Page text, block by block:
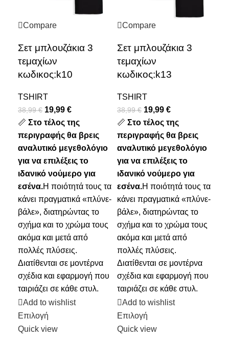
Compare
Σετ μπλουζάκια 3
τεμαχίων
κωδικος:k10
TSHIRT
38,99€ 19,99 €
📏 Στο τέλος της
περιγραφής θα βρεις
αναλυτικό μεγεθολόγιο
για να επιλέξεις το
ιδανικό νούμερο για
εσένα.Η ποιότητά τους τα
κάνει πραγματικά «πλύνε-
βάλε», διατηρώντας το
σχήμα και το χρώμα τους
ακόμα και μετά από
πολλές πλύσεις.
Διατίθενται σε μοντέρνα
σχέδια και εφαρμογή που
ταιριάζει σε κάθε στυλ.
Add to wishlist
Επιλογή
Quick view
Compare
Σετ μπλουζάκια 3
τεμαχίων
κωδικος:k13
TSHIRT
38,99€ 19,99 €
📏 Στο τέλος της
περιγραφής θα βρεις
αναλυτικό μεγεθολόγιο
για να επιλέξεις το
ιδανικό νούμερο για
εσένα.Η ποιότητά τους τα
κάνει πραγματικά «πλύνε-
βάλε», διατηρώντας το
σχήμα και το χρώμα τους
ακόμα και μετά από
πολλές πλύσεις.
Διατίθενται σε μοντέρνα
σχέδια και εφαρμογή που
ταιριάζει σε κάθε στυλ.
Add to wishlist
Επιλογή
Quick view